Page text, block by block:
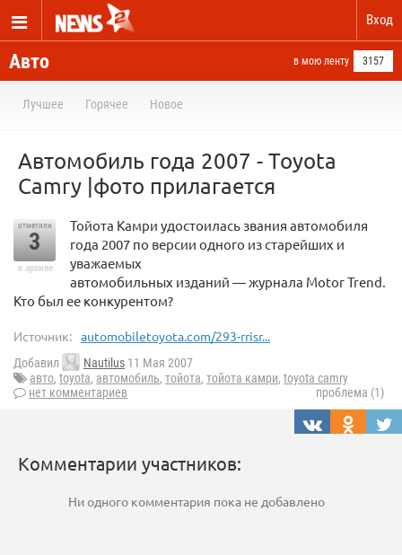
Вход
Авто в мою ленту 3157
Лучшее Горячее Новое
Автомобиль года 2007 - Toyota
Camry |фото прилагается
отметили
3
в архиве
Тойота Камри удостоилась звания автомобиля
года 2007 по версии одного из старейших и
уважаемых
автомобильных изданий — журнала Motor Trend.
Кто был ее конкурентом?
Источник: automobiletoyota.com/293-rrisr...
Добавил Nautilus 11 Мая 2007
авто, toyota, автомобиль, тойота, тойота камри, toyota camry
нет комментариев
проблема (1)
Комментарии участников:
Ни одного комментария пока не добавлено